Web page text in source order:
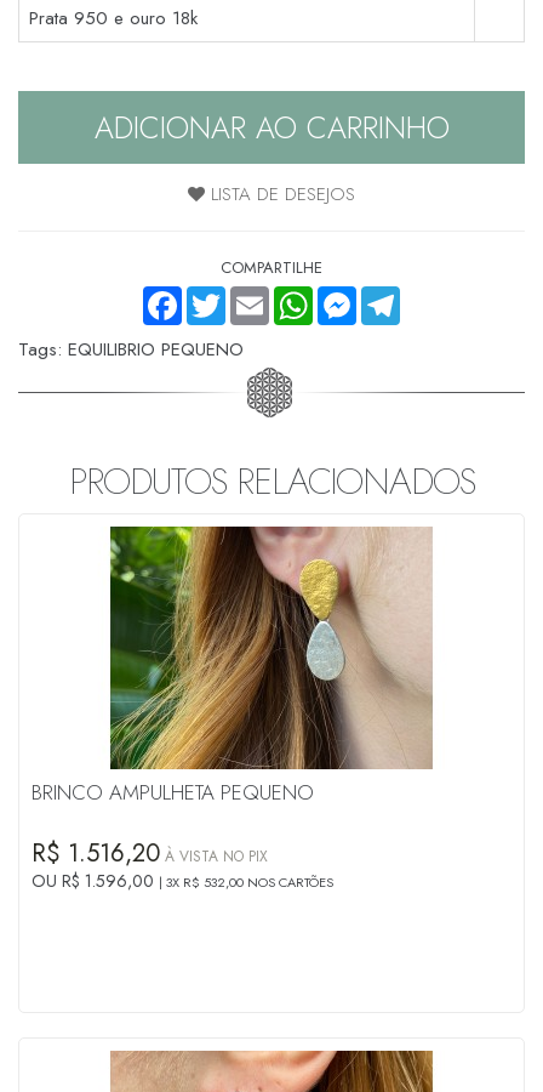
Prata 950 e ouro 18k
ADICIONAR AO CARRINHO
LISTA DE DESEJOS
COMPARTILHE
FACEBOOKTWITTEREMAIL WHATSAPPMESSENGER
TELEGRAM
Tags: EQUILIBRIO PEQUENO
PRODUTOS RELACIONADOS
BRINCO AMPULHETA PEQUENO
R$ 1.516,20 À VISTA NO PIX
OU R$ 1.596,00 3X R$ 532,00 NOS CARTÕES